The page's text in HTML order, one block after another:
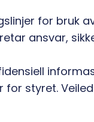
for bruk
ansvar,
styret.